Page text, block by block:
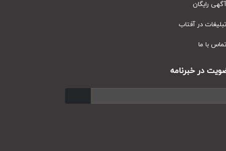
رایگان
در آفتاب
با ما
در خبرنامه